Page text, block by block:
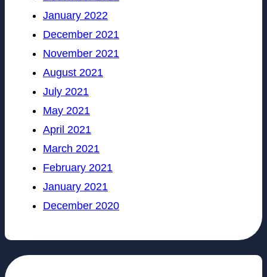
January 2022
December 2021
November 2021
August 2021
July 2021
May 2021
April 2021
March 2021
February 2021
January 2021
December 2020